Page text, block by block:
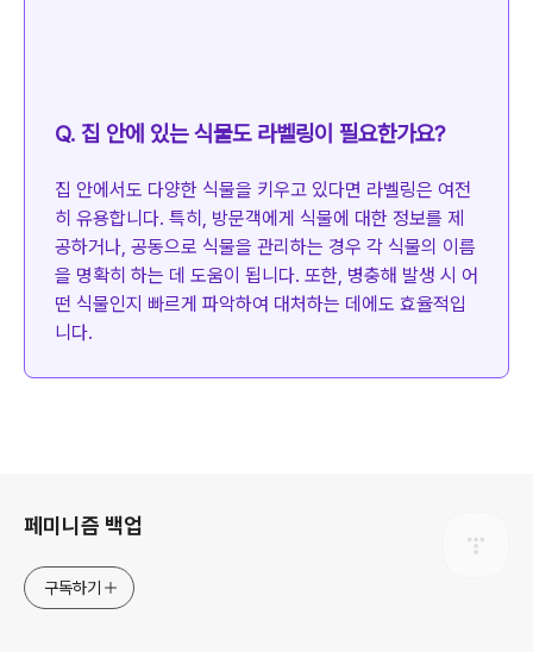
Q. 집 안에 있는 식물도 라벨링이 필요한가요?
집 안에서도 다양한 식물을 키우고 있다면 라벨링은 여전
히 유용합니다. 특히, 방문객에게 식물에 대한 정보를 제
공하거나, 공동으로 식물을 관리하는 경우 각 식물의 이름
을 명확히 하는 데 도움이 됩니다. 또한, 병충해 발생 시 어
떤 식물인지 빠르게 파악하여 대처하는 데에도 효율적입
니다.
페미니즘 백업
구독하기